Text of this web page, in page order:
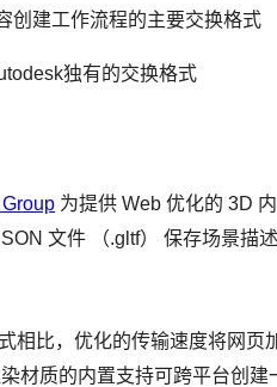
创建工作流程的主要交换格式
独有的交换格式
为提供 Web 优化的 3D
文件 （.gltf） 保存场景描
相比，优化的传输速度将网页
材质的内置支持可跨平台创建